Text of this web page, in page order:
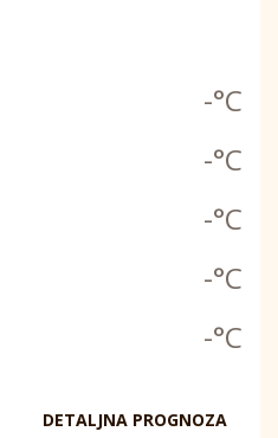
-°C
-°C
-°C
-°C
-°C
DETALJNA PROGNOZA